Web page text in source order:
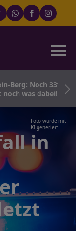
Berg: Noch 331
was dabei!
Foto wurde mit
KI generiert
in